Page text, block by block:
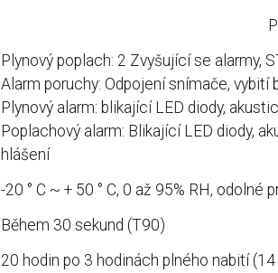
Plynový poplach: 2 Zvyšující se alarmy,
Alarm poruchy: Odpojení snímače, vybití
Plynový alarm: blikající LED diody,
Poplachový alarm: Blikající LED diody,
hlášení
-20 ° C ~ + 50 ° C, 0 až 95% RH, odolné
Během 30 sekund (T90)
20 hodin po 3 hodinách plného nabití